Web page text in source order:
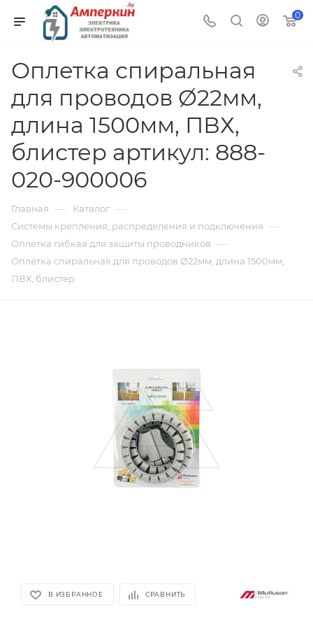
0
Оплетка спиральная
для проводов Ø22мм,
длина 1500мм, ПВХ,
блистер артикул: 888-
020-900006
Главная — Каталог —
Системы крепления, распределения и подключения —
Оплетка гибкая для защиты проводников —
Оплетка спиральная для проводов Ø22мм, длина 1500мм,
ПВХ, блистер
В ИЗБРАННОЕ СРАВНИТЬ